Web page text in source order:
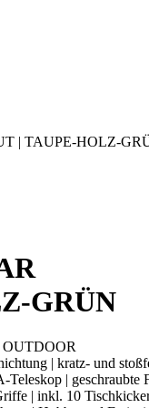
| TAUPE-HOLZ-
GRÜN
OUTDOOR
| kratz- und
Teleskop | geschraubte
| inkl. 10